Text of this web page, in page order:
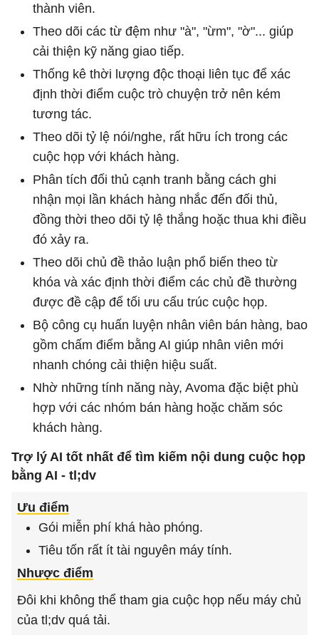
thành viên.
Theo dõi các từ đệm như "à", "ừm", "ờ"... giúp
cải thiện kỹ năng giao tiếp.
Thống kê thời lượng độc thoại liên tục để xác
định thời điểm cuộc trò chuyện trở nên kém
tương tác.
Theo dõi tỷ lệ nói/nghe, rất hữu ích trong các
cuộc họp với khách hàng.
Phân tích đối thủ cạnh tranh bằng cách ghi
nhận mọi lần khách hàng nhắc đến đối thủ,
đồng thời theo dõi tỷ lệ thắng hoặc thua khi điều
đó xảy ra.
Theo dõi chủ đề thảo luận phổ biến theo từ
khóa và xác định thời điểm các chủ đề thường
được đề cập để tối ưu cấu trúc cuộc họp.
Bộ công cụ huấn luyện nhân viên bán hàng, bao
gồm chấm điểm bằng AI giúp nhân viên mới
nhanh chóng cải thiện hiệu suất.
Nhờ những tính năng này, Avoma đặc biệt phù
hợp với các nhóm bán hàng hoặc chăm sóc
khách hàng.
Trợ lý AI tốt nhất để tìm kiếm nội dung cuộc họp
bằng AI - tl;dv
Ưu điểm
Gói miễn phí khá hào phóng.
Tiêu tốn rất ít tài nguyên máy tính.
Nhược điểm
Đôi khi không thể tham gia cuộc họp nếu máy chủ
của tl;dv quá tải.